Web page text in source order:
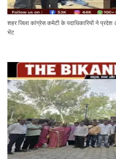
शहर जिला कांग्रेस कमेटी के पदाधिकारियों ने प्रदेश
भेंट